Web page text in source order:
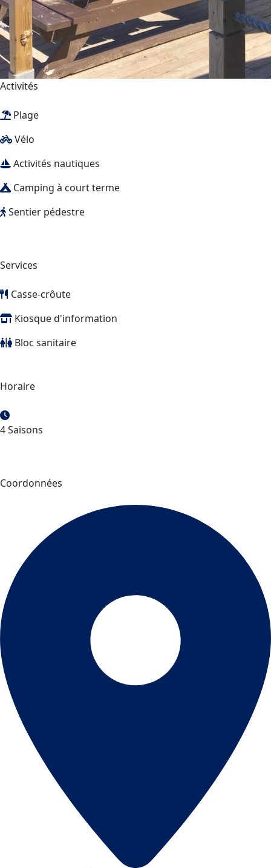
Activités
Plage
Vélo
Activités nautiques
Camping à court terme
Sentier pédestre
Services
Casse-crôute
Kiosque d'information
Bloc sanitaire
Horaire
4 Saisons
Coordonnées
Centre récréotouristique le Rigolet